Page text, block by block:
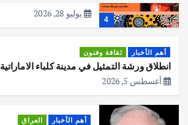
4
يوليو 28, 2026
أهم الأخبار ثقافة وفنون
انطلاق ورشة التمثيل في مدينة كلباء الاماراتية
أغسطس 5, 2026
أهم الأخبار العراق